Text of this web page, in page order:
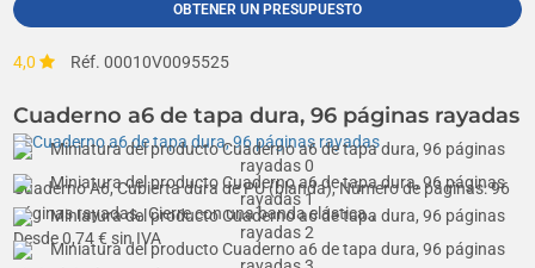
OBTENER UN PRESUPUESTO
4,0 Réf. 00010V0095525
Cuaderno a6 de tapa dura, 96 páginas rayadas
Cuaderno A6, Cubierta dura de PU (blanda), Número de páginas: 96
páginas rayadas,, Cierre con una banda elástica.,
Desde0,74€ sin IVA